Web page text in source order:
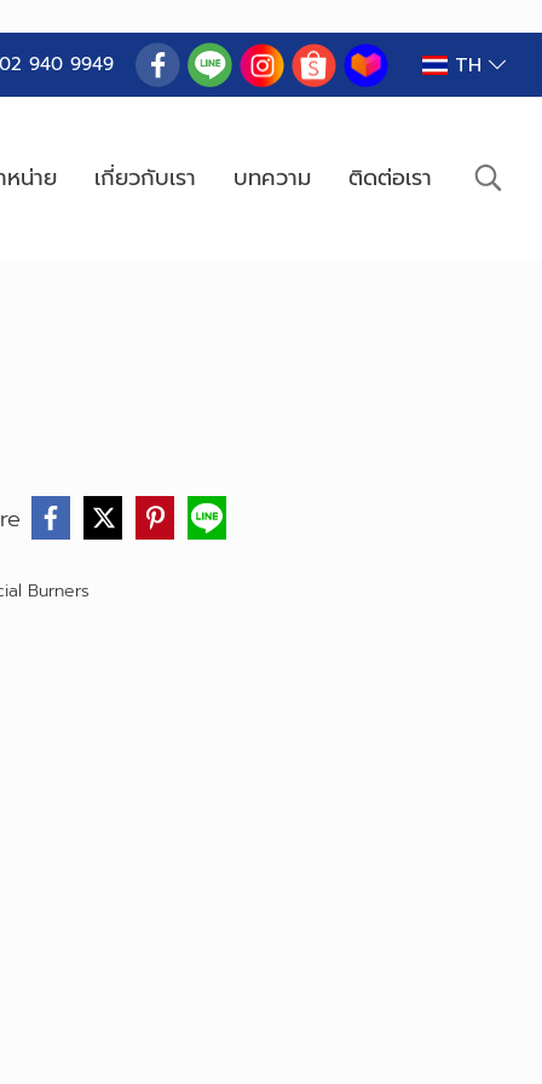
02 940 9949 TH
น่าย เกี่ยวกับเรา บทความ ติดต่อเรา
Burners